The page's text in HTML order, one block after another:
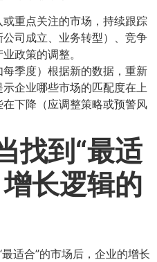
或重点关注的市场，持续跟踪
司成立、业务转型）、竞争
政策的调整。
每季度）根据新的数据，重新
企业哪些市场的匹配度在上
下降（应调整策略或预警风
找到“最适
长逻辑的
适合”的市场后，企业的增长